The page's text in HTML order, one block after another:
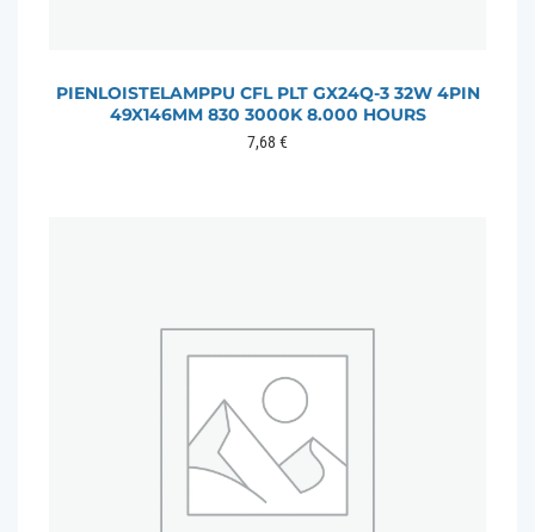
PIENLOISTELAMPPU CFL PLT GX24Q-3 32W 4PIN
49X146MM 830 3000K 8.000 HOURS
7,68 €